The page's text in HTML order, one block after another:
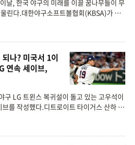
날, 한국 야구의 미래를 이끌 꿈나무들이 무
린다.대한야구소프트볼협회(KBSA)가 주
나? 미국서 1이
연속 세이브,
구 LG 트윈스 복귀설이 돌고 있는 고우석이
를 작성했다.디트로이트 타이거스 산하 더